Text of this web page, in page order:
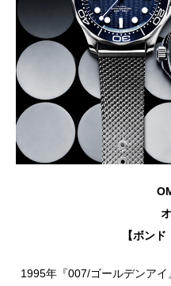
【ボンド
1995年『007/ゴールデンアイ